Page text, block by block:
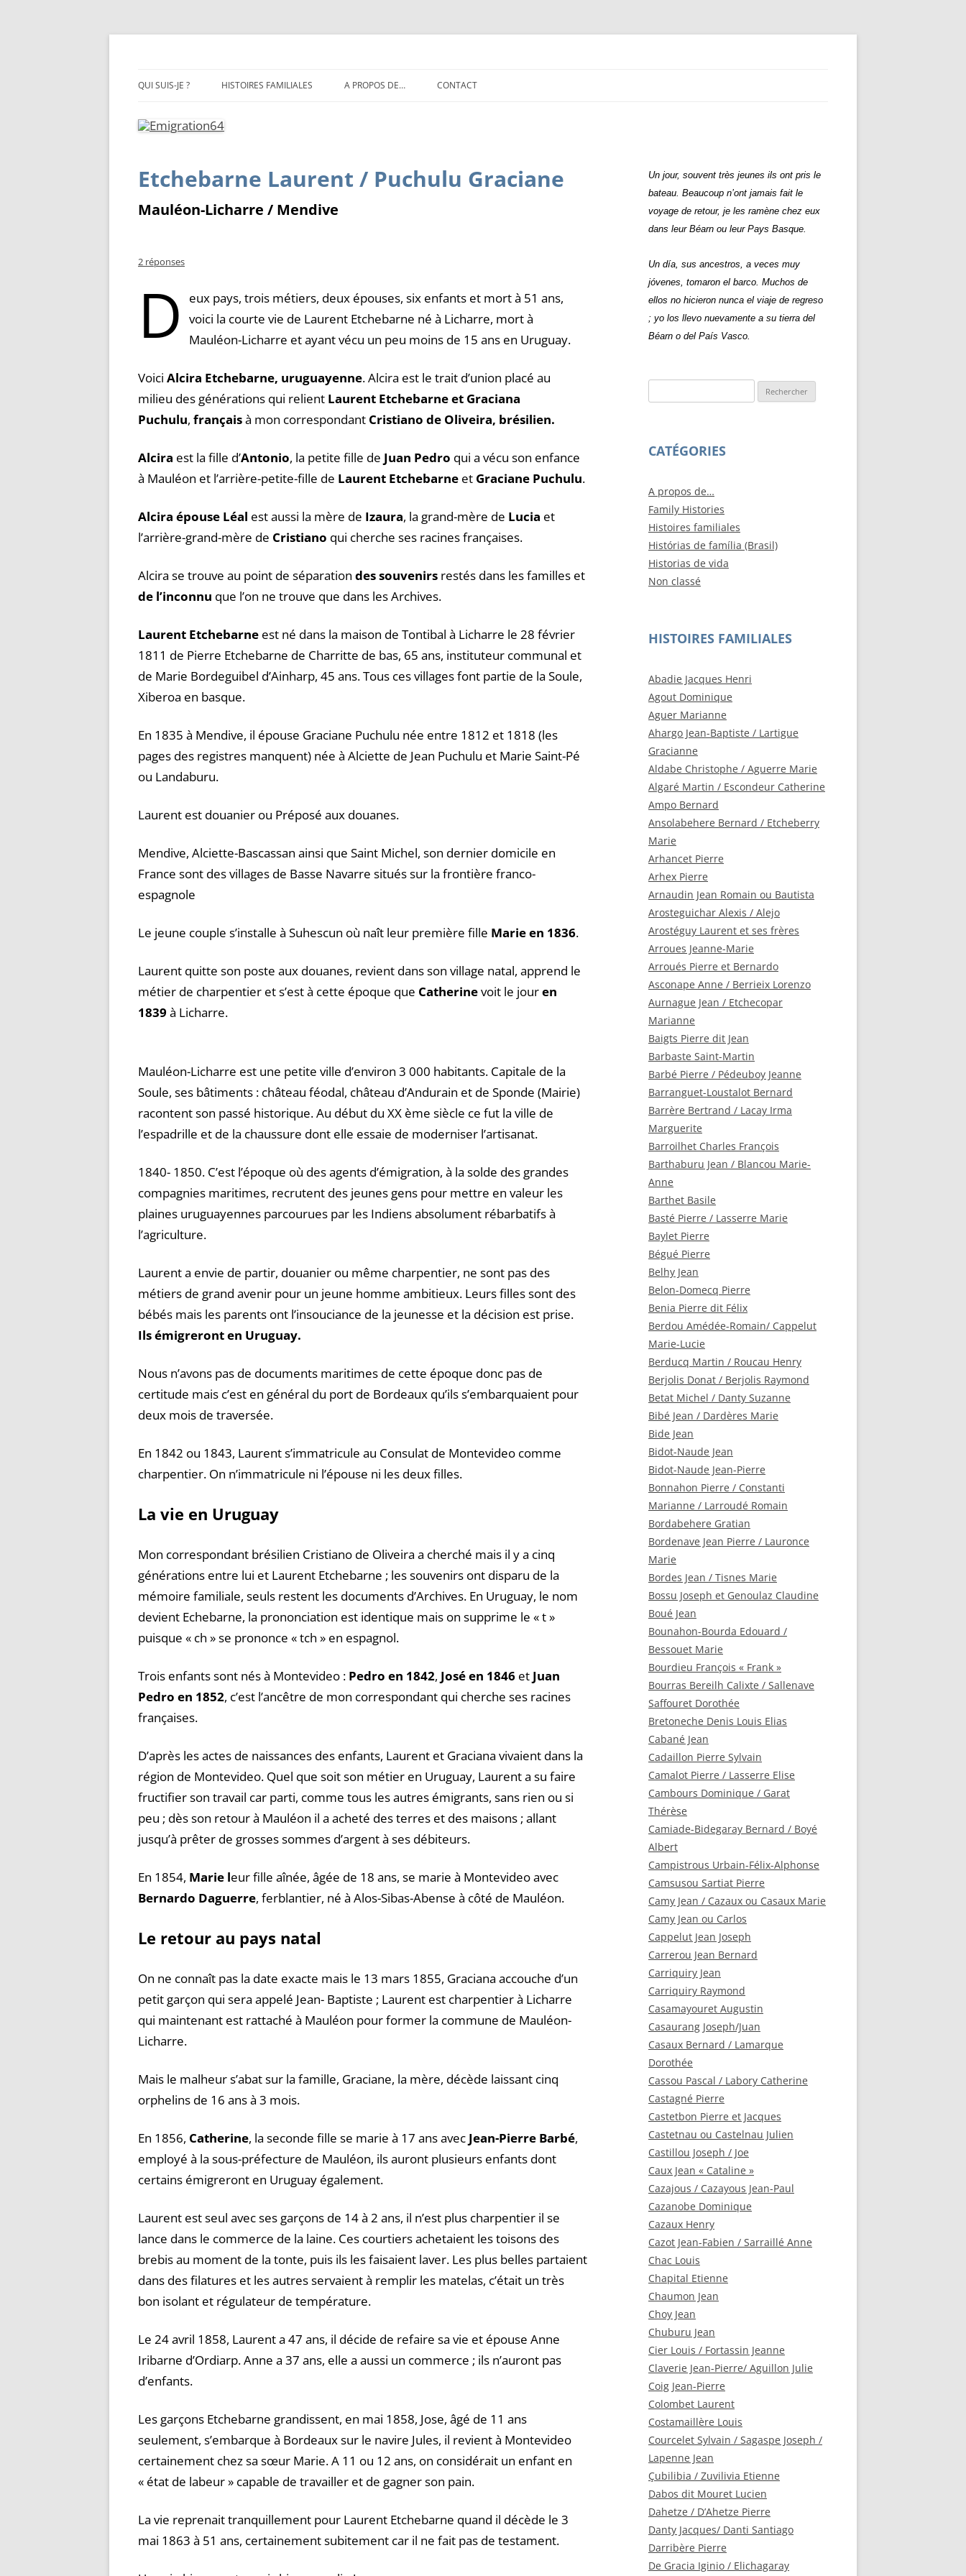
QUI SUIS-JE ? HISTOIRES FAMILIALES A PROPOS DE… CONTACT
Etchebarne Laurent / Puchulu Graciane
Mauléon-Licharre / Mendive
2 réponses
D
eux pays, trois métiers, deux épouses, six enfants et mort à 51 ans,
voici la courte vie de Laurent Etchebarne né à Licharre, mort à
Mauléon-Licharre et ayant vécu un peu moins de 15 ans en Uruguay.
Voici Alcira Etchebarne, uruguayenne. Alcira est le trait d’union placé au
milieu des générations qui relient Laurent Etchebarne et Graciana
Puchulu, françaisà mon correspondant Cristiano de Oliveira, brésilien.
Alcira est la fille d’Antonio, la petite fille de Juan Pedro qui a vécu son enfance
à Mauléon et l’arrière-petite-fille de Laurent Etchebarne et Graciane Puchulu.
Alcira épouse Léal est aussi la mère de Izaura, la grand-mère de Lucia et
l’arrière-grand-mère de Cristiano qui cherche ses racines françaises.
Alcira se trouve au point de séparation des souvenirs restés dans les familles et
de l’inconnu que l’on ne trouve que dans les Archives.
Laurent Etchebarne est né dans la maison de Tontibal à Licharre le 28 février
1811 de Pierre Etchebarne de Charritte de bas, 65 ans, instituteur communal et
de Marie Bordeguibel d’Ainharp, 45 ans. Tous ces villages font partie de la Soule,
Xiberoa en basque.
En 1835 à Mendive, il épouse Graciane Puchulu née entre 1812 et 1818 (les
pages des registres manquent) née à Alciette de Jean Puchulu et Marie Saint-Pé
ou Landaburu.
Laurent est douanier ou Préposé aux douanes.
Mendive, Alciette-Bascassan ainsi que Saint Michel, son dernier domicile en
France sont des villages de Basse Navarre situés sur la frontière franco-
espagnole
Le jeune couple s’installe à Suhescun où naît leur première fille Marie en 1836.
Laurent quitte son poste aux douanes, revient dans son village natal, apprend le
métier de charpentier et s’est à cette époque que Catherinevoit le jouren
1839 à Licharre.
Mauléon-Licharre est une petite ville d’environ 3 000 habitants. Capitale de la
Soule, ses bâtiments : château féodal, château d’Andurain et de Sponde (Mairie)
racontent son passé historique. Au début du XX ème siècle ce fut la ville de
l’espadrille et de la chaussure dont elle essaie de moderniser l’artisanat.
1840- 1850. C’est l’époque où des agents d’émigration, à la solde des grandes
compagnies maritimes, recrutent des jeunes gens pour mettre en valeur les
plaines uruguayennes parcourues par les Indiens absolument rébarbatifs à
l’agriculture.
Laurent a envie de partir, douanier ou même charpentier, ne sont pas des
métiers de grand avenir pour un jeune homme ambitieux. Leurs filles sont des
bébés mais les parents ont l’insouciance de la jeunesse et la décision est prise.
Ils émigreront en Uruguay.
Nous n’avons pas de documents maritimes de cette époque donc pas de
certitude mais c’est en général du port de Bordeaux qu’ils s’embarquaient pour
deux mois de traversée.
En 1842 ou 1843, Laurent s’immatricule au Consulat de Montevideo comme
charpentier. On n’immatricule ni l’épouse ni les deux filles.
La vie en Uruguay
Mon correspondant brésilien Cristiano de Oliveira a cherché mais il y a cinq
générations entre lui et Laurent Etchebarne ; les souvenirs ont disparu de la
mémoire familiale, seuls restent les documents d’Archives. En Uruguay, le nom
devient Echebarne, la prononciation est identique mais on supprime le « t »
puisque « ch » se prononce « tch » en espagnol.
Trois enfants sont nés à Montevideo : Pedro en 1842, José en 1846 et Juan
Pedro en 1852, c’est l’ancêtre de mon correspondant qui cherche ses racines
françaises.
D’après les actes de naissances des enfants, Laurent et Graciana vivaient dans la
région de Montevideo. Quel que soit son métier en Uruguay, Laurent a su faire
fructifier son travail car parti, comme tous les autres émigrants, sans rien ou si
peu ; dès son retour à Mauléon il a acheté des terres et des maisons ; allant
jusqu’à prêter de grosses sommes d’argent à ses débiteurs.
En 1854, Marie leur fille aînée, âgée de 18 ans, se marie à Montevideo avec
Bernardo Daguerre, ferblantier, né à Alos-Sibas-Abense à côté de Mauléon.
Le retour au pays natal
On ne connaît pas la date exacte mais le 13 mars 1855, Graciana accouche d’un
petit garçon qui sera appelé Jean- Baptiste ; Laurent est charpentier à Licharre
qui maintenant est rattaché à Mauléon pour former la commune de Mauléon-
Licharre.
Mais le malheur s’abat sur la famille, Graciane, la mère, décède laissant cinq
orphelins de 16 ans à 3 mois.
En 1856, Catherine, la seconde fille se marie à 17 ans avec Jean-Pierre Barbé,
employé à la sous-préfecture de Mauléon, ils auront plusieurs enfants dont
certains émigreront en Uruguay également.
Laurent est seul avec ses garçons de 14 à 2 ans, il n’est plus charpentier il se
lance dans le commerce de la laine. Ces courtiers achetaient les toisons des
brebis au moment de la tonte, puis ils les faisaient laver. Les plus belles partaient
dans des filatures et les autres servaient à remplir les matelas, c’était un très
bon isolant et régulateur de température.
Le 24 avril 1858, Laurent a 47 ans, il décide de refaire sa vie et épouse Anne
Iribarne d’Ordiarp. Anne a 37 ans, elle a aussi un commerce ; ils n’auront pas
d’enfants.
Les garçons Etchebarne grandissent, en mai 1858, Jose, âgé de 11 ans
seulement, s’embarque à Bordeaux sur le navire Jules, il revient à Montevideo
certainement chez sa sœur Marie. A 11 ou 12 ans, on considérait un enfant en
« état de labeur » capable de travailler et de gagner son pain.
La vie reprenait tranquillement pour Laurent Etchebarne quand il décède le 3
mai 1863 à 51 ans, certainement subitement car il ne fait pas de testament.
Un jour, souvent très jeunes ils ont pris le
bateau. Beaucoup n’ont jamais fait le
voyage de retour, je les ramène chez eux
dans leur Béarn ou leur Pays Basque.
Un día, sus ancestros, a veces muy
jóvenes, tomaron el barco. Muchos de
ellos no hicieron nunca el viaje de regreso
; yo los llevo nuevamente a su tierra del
Béarn o del País Vasco.
CATÉGORIES
A propos de…
Family Histories
Histoires familiales
Histórias de família (Brasil)
Historias de vida
Non classé
HISTOIRES FAMILIALES
Abadie Jacques Henri
Agout Dominique
Aguer Marianne
Ahargo Jean-Baptiste / Lartigue
Gracianne
Aldabe Christophe / Aguerre Marie
Algaré Martin / Escondeur Catherine
Ampo Bernard
Ansolabehere Bernard / Etcheberry
Marie
Arhancet Pierre
Arhex Pierre
Arnaudin Jean Romain ou Bautista
Arosteguichar Alexis / Alejo
Arostéguy Laurent et ses frères
Arroues Jeanne-Marie
Arroués Pierre et Bernardo
Asconape Anne / Berrieix Lorenzo
Aurnague Jean / Etchecopar
Marianne
Baigts Pierre dit Jean
Barbaste Saint-Martin
Barbé Pierre / Pédeuboy Jeanne
Barranguet-Loustalot Bernard
Barrère Bertrand / Lacay Irma
Marguerite
Barroilhet Charles François
Barthaburu Jean / Blancou Marie-
Anne
Barthet Basile
Basté Pierre / Lasserre Marie
Baylet Pierre
Bégué Pierre
Belhy Jean
Belon-Domecq Pierre
Benia Pierre dit Félix
Berdou Amédée-Romain/ Cappelut
Marie-Lucie
Berducq Martin / Roucau Henry
Berjolis Donat / Berjolis Raymond
Betat Michel / Danty Suzanne
Bibé Jean / Dardères Marie
Bide Jean
Bidot-Naude Jean
Bidot-Naude Jean-Pierre
Bonnahon Pierre / Constanti
Marianne / Larroudé Romain
Bordabehere Gratian
Bordenave Jean Pierre / Lauronce
Marie
Bordes Jean / Tisnes Marie
Bossu Joseph et Genoulaz Claudine
Boué Jean
Bounahon-Bourda Edouard /
Bessouet Marie
Bourdieu François « Frank »
Bourras Bereilh Calixte / Sallenave
Saffouret Dorothée
Bretoneche Denis Louis Elias
Cabané Jean
Cadaillon Pierre Sylvain
Camalot Pierre / Lasserre Elise
Cambours Dominique / Garat
Thérèse
Camiade-Bidegaray Bernard / Boyé
Albert
Campistrous Urbain-Félix-Alphonse
Camsusou Sartiat Pierre
Camy Jean / Cazaux ou Casaux Marie
Camy Jean ou Carlos
Cappelut Jean Joseph
Carrerou Jean Bernard
Carriquiry Jean
Carriquiry Raymond
Casamayouret Augustin
Casaurang Joseph/Juan
Casaux Bernard / Lamarque
Dorothée
Cassou Pascal / Labory Catherine
Castagné Pierre
Castetbon Pierre et Jacques
Castetnau ou Castelnau Julien
Castillou Joseph / Joe
Caux Jean « Cataline »
Cazajous / Cazayous Jean-Paul
Cazanobe Dominique
Cazaux Henry
Cazot Jean-Fabien / Sarraillé Anne
Chac Louis
Chapital Etienne
Chaumon Jean
Choy Jean
Chuburu Jean
Cier Louis / Fortassin Jeanne
Claverie Jean-Pierre/ Aguillon Julie
Coig Jean-Pierre
Colombet Laurent
Costamaillère Louis
Courcelet Sylvain / Sagaspe Joseph /
Lapenne Jean
Çubilibia / Zuvilivia Etienne
Dabos dit Mouret Lucien
Dahetze / D’Ahetze Pierre
Danty Jacques/ Danti Santiago
Darribère Pierre
De Gracia Iginio / Elichagaray